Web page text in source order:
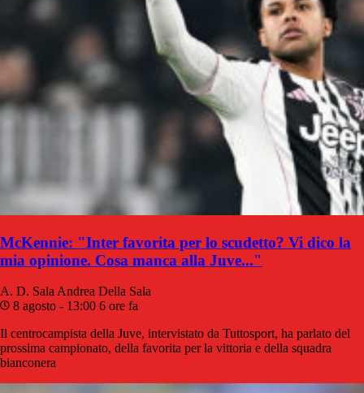
McKennie: "Inter favorita per lo scudetto? Vi dico la
mia opinione. Cosa manca alla Juve..."
A. D. Sala Andrea Della Sala
8 agosto - 13:00 6 ore fa
Il centrocampista della Juve, intervistato da Tuttosport, ha parlato del
prossima campionato, della favorita per la vittoria e della squadra
bianconera